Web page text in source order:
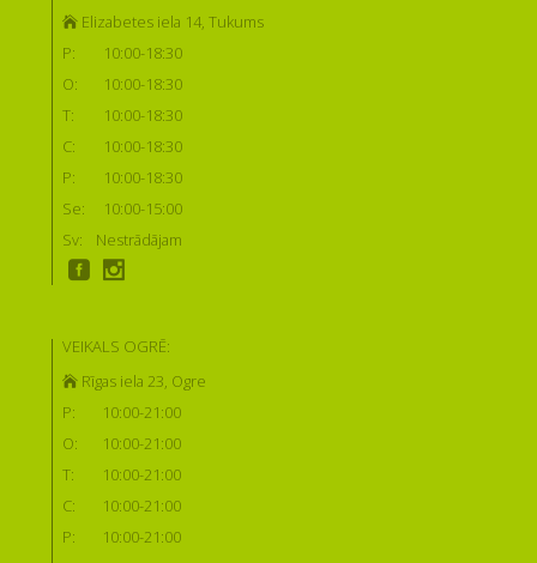
Elizabetes iela 14, Tukums
P:
10:00-18:30
O:
10:00-18:30
T:
10:00-18:30
C:
10:00-18:30
P:
10:00-18:30
Se:
10:00-15:00
Sv:
Nestrādājam
VEIKALS OGRĒ:
Rīgas iela 23, Ogre
P:
10:00-21:00
O:
10:00-21:00
T:
10:00-21:00
C:
10:00-21:00
P:
10:00-21:00